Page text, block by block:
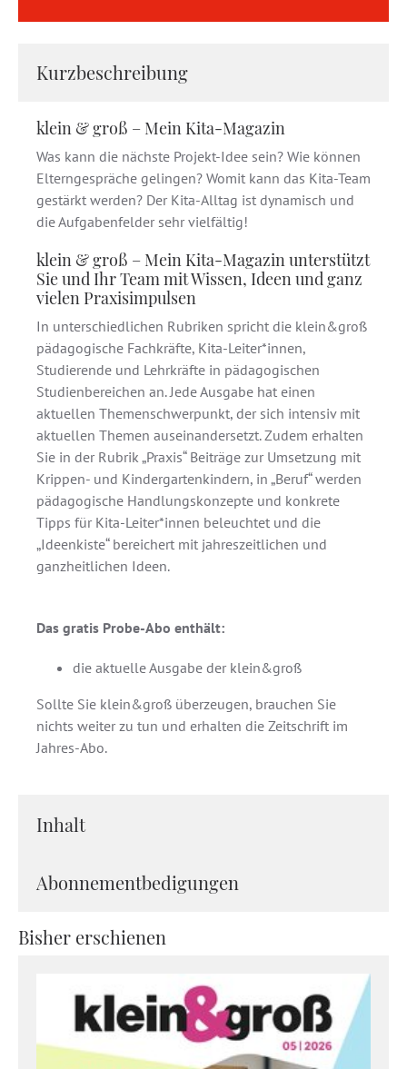
Kurzbeschreibung
klein & groß – Mein Kita-Magazin
Was kann die nächste Projekt-Idee sein? Wie können
Elterngespräche gelingen? Womit kann das Kita-Team
gestärkt werden? Der Kita-Alltag ist dynamisch und
die Aufgabenfelder sehr vielfältig!
klein & groß – Mein Kita-Magazin unterstützt
Sie und Ihr Team mit Wissen, Ideen und ganz
vielen Praxisimpulsen
In unterschiedlichen Rubriken spricht die klein&groß
pädagogische Fachkräfte, Kita-Leiter*innen,
Studierende und Lehrkräfte in pädagogischen
Studienbereichen an. Jede Ausgabe hat einen
aktuellen Themenschwerpunkt, der sich intensiv mit
aktuellen Themen auseinandersetzt. Zudem erhalten
Sie in der Rubrik „Praxis“ Beiträge zur Umsetzung mit
Krippen- und Kindergartenkindern, in „Beruf“ werden
pädagogische Handlungskonzepte und konkrete
Tipps für Kita-Leiter*innen beleuchtet und die
„Ideenkiste“ bereichert mit jahreszeitlichen und
ganzheitlichen Ideen.
Das gratis Probe-Abo enthält:
die aktuelle Ausgabe der klein&groß
Sollte Sie klein&groß überzeugen, brauchen Sie
nichts weiter zu tun und erhalten die Zeitschrift im
Jahres-Abo.
Inhalt
Abonnementbedigungen
Bisher erschienen